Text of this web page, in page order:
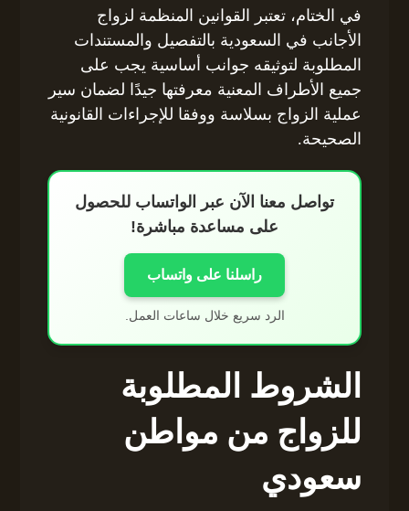
في الختام، تعتبر القوانين المنظمة لزواج
الأجانب في السعودية بالتفصيل والمستندات
المطلوبة لتوثيقه جوانب أساسية يجب على
جميع الأطراف المعنية معرفتها جيدًا لضمان سير
عملية الزواج بسلاسة ووفقا للإجراءات القانونية
الصحيحة.
تواصل معنا الآن عبر الواتساب للحصول
على مساعدة مباشرة!
راسلنا على واتساب
الرد سريع خلال ساعات العمل.
الشروط المطلوبة
للزواج من مواطن
سعودي